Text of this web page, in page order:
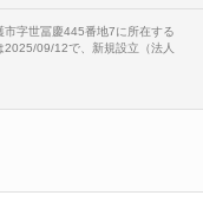
字世冨慶445番地7に所在する
09/12で、新規設立（法人